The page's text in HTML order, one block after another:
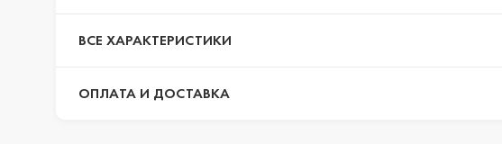
ВСЕ ХАРАКТЕРИСТИКИ
ОПЛАТА И ДОСТАВКА